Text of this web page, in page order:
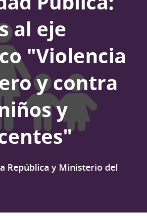
al eje
"Violencia
y contra
y
República y Ministerio del